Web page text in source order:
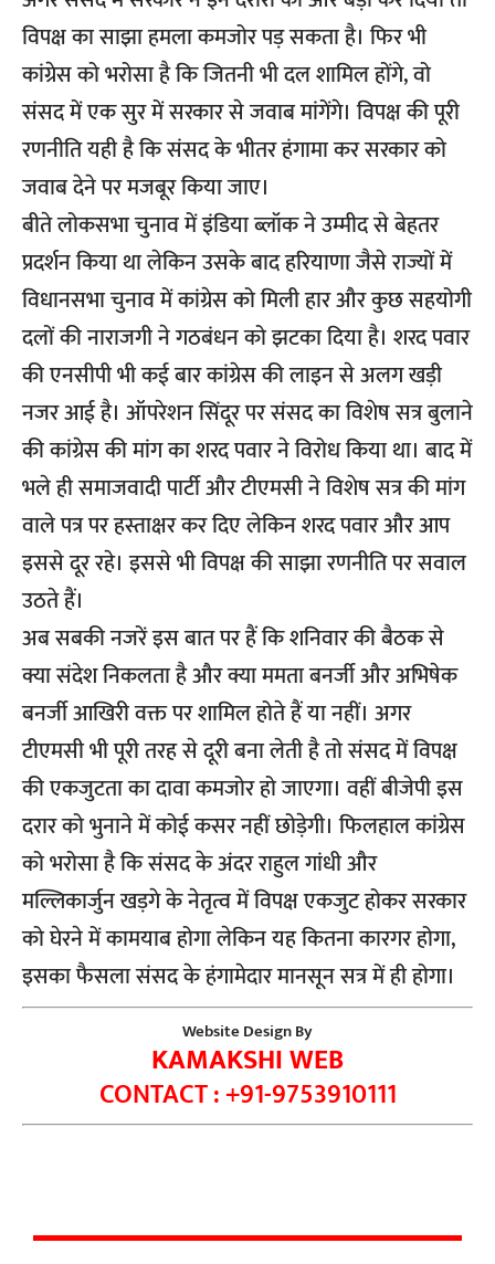
विपक्ष का साझा हमला कमजोर पड़ सकता है। फिर भी
कांग्रेस को भरोसा है कि जितनी भी दल शामिल होंगे, वो
संसद में एक सुर में सरकार से जवाब मांगेंगे। विपक्ष की पूरी
रणनीति यही है कि संसद के भीतर हंगामा कर सरकार को
जवाब देने पर मजबूर किया जाए।
बीते लोकसभा चुनाव में इंडिया ब्लॉक ने उम्मीद से बेहतर
प्रदर्शन किया था लेकिन उसके बाद हरियाणा जैसे राज्यों में
विधानसभा चुनाव में कांग्रेस को मिली हार और कुछ सहयोगी
दलों की नाराजगी ने गठबंधन को झटका दिया है। शरद पवार
की एनसीपी भी कई बार कांग्रेस की लाइन से अलग खड़ी
नजर आई है। ऑपरेशन सिंदूर पर संसद का विशेष सत्र बुलाने
की कांग्रेस की मांग का शरद पवार ने विरोध किया था। बाद में
भले ही समाजवादी पार्टी और टीएमसी ने विशेष सत्र की मांग
वाले पत्र पर हस्ताक्षर कर दिए लेकिन शरद पवार और आप
इससे दूर रहे। इससे भी विपक्ष की साझा रणनीति पर सवाल
उठते हैं।
अब सबकी नजरें इस बात पर हैं कि शनिवार की बैठक से
क्या संदेश निकलता है और क्या ममता बनर्जी और अभिषेक
बनर्जी आखिरी वक्त पर शामिल होते हैं या नहीं। अगर
टीएमसी भी पूरी तरह से दूरी बना लेती है तो संसद में विपक्ष
की एकजुटता का दावा कमजोर हो जाएगा। वहीं बीजेपी इस
दरार को भुनाने में कोई कसर नहीं छोड़ेगी। फिलहाल कांग्रेस
को भरोसा है कि संसद के अंदर राहुल गांधी और
मल्लिकार्जुन खड़गे के नेतृत्व में विपक्ष एकजुट होकर सरकार
को घेरने में कामयाब होगा लेकिन यह कितना कारगर होगा,
इसका फैसला संसद के हंगामेदार मानसून सत्र में ही होगा।
Website Design By
KAMAKSHI WEB
CONTACT : +91-9753910111